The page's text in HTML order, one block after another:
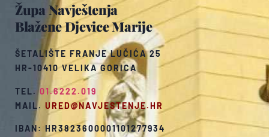
Župa Navještenja
Blažene Djevice Marije
ŠETALIŠTE FRANJE LUČIĆA 25
HR-10410 VELIKA GORICA
TEL.01.6222.019
MAIL. URED@NAVJESTENJE.HR
IBAN: HR3823600001101277934